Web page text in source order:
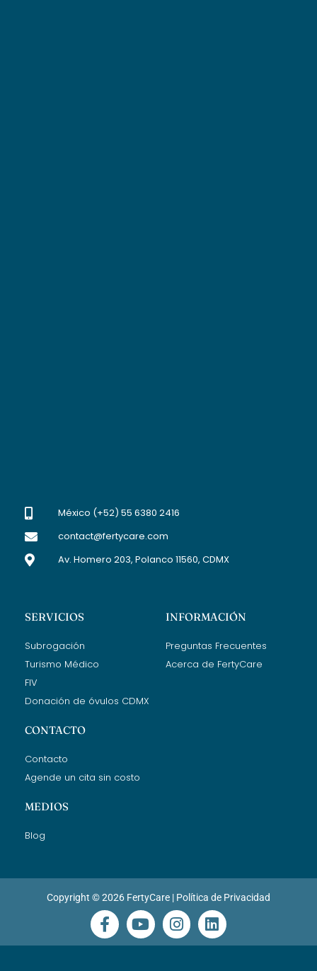
México (+52) 55 6380 2416
contact@fertycare.com
Av. Homero 203, Polanco 11560, CDMX
SERVICIOS
Subrogación
Turismo Médico
FIV
Donación de óvulos CDMX
INFORMACIÓN
Preguntas Frecuentes
Acerca de FertyCare
CONTACTO
Contacto
Agende un cita sin costo
MEDIOS
Blog
Copyright © 2026 FertyCare | Política de Privacidad